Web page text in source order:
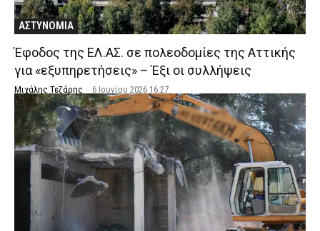
ΑΣΤΥΝΟΜΙΑ
Έφοδος της ΕΛ.ΑΣ. σε πολεοδομίες της Αττικής
για «εξυπηρετήσεις» – Έξι οι συλλήψεις
Μιχάλης Τεζάρης - 6 Ιουνίου 2026 16:27